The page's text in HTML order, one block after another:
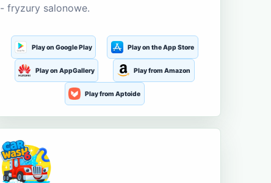
- fryzury salonowe.
Play on Google Play Play on the App Store
Play on AppGallery Play from Amazon
Play from Aptoide